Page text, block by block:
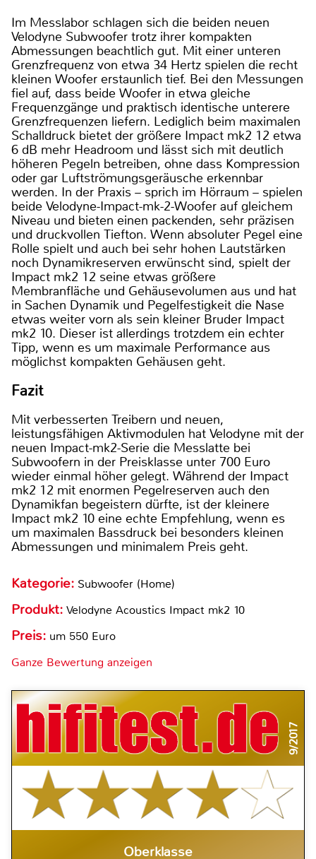
Im Messlabor schlagen sich die beiden neuen
Velodyne Subwoofer trotz ihrer kompakten
Abmessungen beachtlich gut. Mit einer unteren
Grenzfrequenz von etwa 34 Hertz spielen die recht
kleinen Woofer erstaunlich tief. Bei den Messungen
fiel auf, dass beide Woofer in etwa gleiche
Frequenzgänge und praktisch identische unterere
Grenzfrequenzen liefern. Lediglich beim maximalen
Schalldruck bietet der größere Impact mk2 12 etwa
6 dB mehr Headroom und lässt sich mit deutlich
höheren Pegeln betreiben, ohne dass Kompression
oder gar Luftströmungsgeräusche erkennbar
werden. In der Praxis – sprich im Hörraum – spielen
beide Velodyne-Impact-mk-2-Woofer auf gleichem
Niveau und bieten einen packenden, sehr präzisen
und druckvollen Tiefton. Wenn absoluter Pegel eine
Rolle spielt und auch bei sehr hohen Lautstärken
noch Dynamikreserven erwünscht sind, spielt der
Impact mk2 12 seine etwas größere
Membranfläche und Gehäusevolumen aus und hat
in Sachen Dynamik und Pegelfestigkeit die Nase
etwas weiter vorn als sein kleiner Bruder Impact
mk2 10. Dieser ist allerdings trotzdem ein echter
Tipp, wenn es um maximale Performance aus
möglichst kompakten Gehäusen geht.
Fazit
Mit verbesserten Treibern und neuen,
leistungsfähigen Aktivmodulen hat Velodyne mit der
neuen Impact-mk2-Serie die Messlatte bei
Subwoofern in der Preisklasse unter 700 Euro
wieder einmal höher gelegt. Während der Impact
mk2 12 mit enormen Pegelreserven auch den
Dynamikfan begeistern dürfte, ist der kleinere
Impact mk2 10 eine echte Empfehlung, wenn es
um maximalen Bassdruck bei besonders kleinen
Abmessungen und minimalem Preis geht.
Kategorie: Subwoofer (Home)
Produkt: Velodyne Acoustics Impact mk2 10
Preis: um 550 Euro
Ganze Bewertung anzeigen
9/2017
Oberklasse